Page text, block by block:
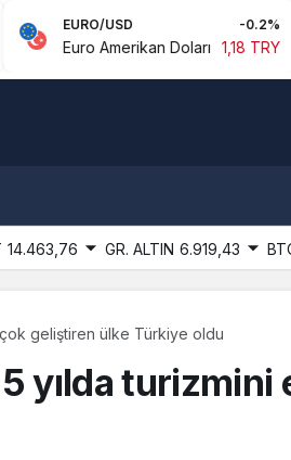
EURO/USD
Euro Amerikan Doları 1,18 TRY
14.463,76 GR. ALTIN 6.919,43
geliştiren ülke Türkiye oldu
yılda turizmini